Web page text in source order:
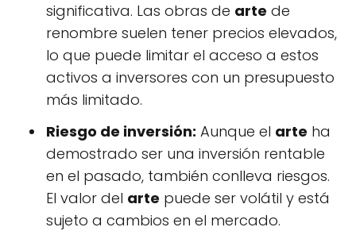
significativa. Las obras de arte de
renombre suelen tener precios elevados,
lo que puede limitar el acceso a estos
activos a inversores con un presupuesto
más limitado.
Riesgo de inversión: Aunque el arte ha
demostrado ser una inversión rentable
en el pasado, también conlleva riesgos.
El valor del arte puede ser volátil y está
sujeto a cambios en el mercado.